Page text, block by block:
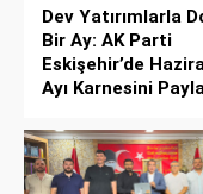
Dev Yatırımlarla
Bir Ay: AK Parti
Eskişehir’de
Ayı Karnesini